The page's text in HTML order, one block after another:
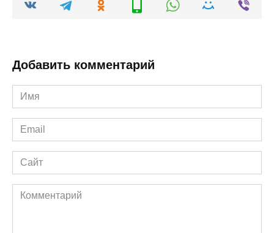
Добавить комментарий
Имя
*
Email
*
Сайт
Комментарий